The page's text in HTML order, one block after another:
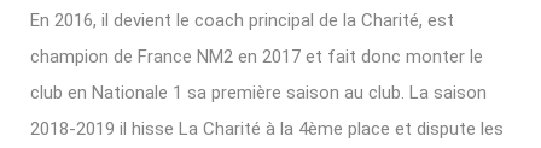
En 2016, il devient le coach principal de la Charité, est
champion de France NM2 en 2017 et fait donc monter le
club en Nationale 1 sa première saison au club. La saison
2018-2019 il hisse La Charité à la 4ème place et dispute les